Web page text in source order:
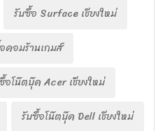
รับซื้อ Surface เชียงใหม่
คอมร้านเกมส์
อโน๊ตบุ๊ค Acer เชียงใหม่
รับซื้อโน๊ตบุ๊ค Dell เชียงใหม่